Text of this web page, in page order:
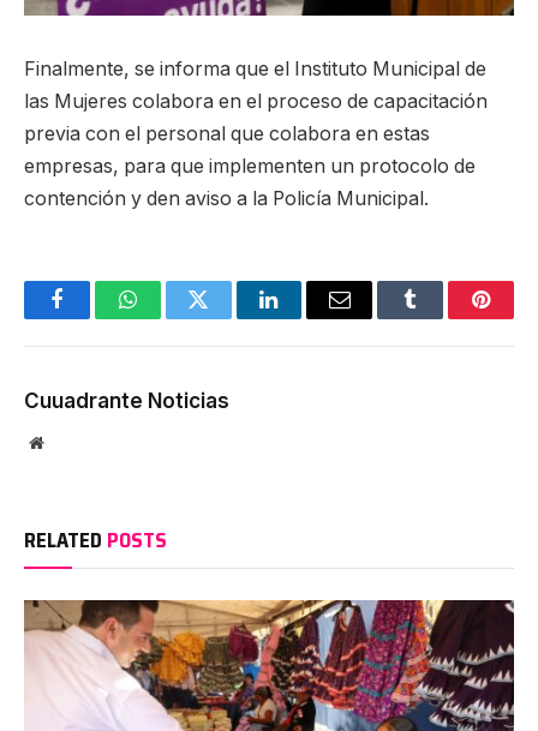
Finalmente, se informa que el Instituto Municipal de
las Mujeres colabora en el proceso de capacitación
previa con el personal que colabora en estas
empresas, para que implementen un protocolo de
contención y den aviso a la Policía Municipal.
FacebookWhatsAppTwitter LinkedInEmail Tumblr
Cuuadrante Noticias
Website
RELATED POSTS